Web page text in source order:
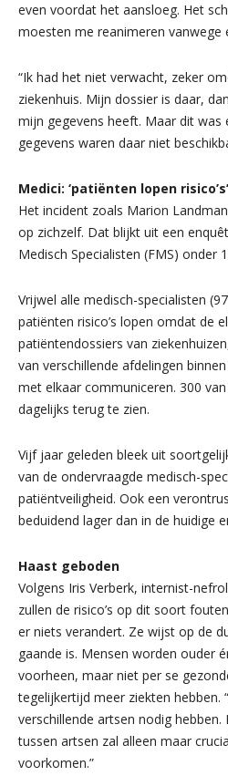
even voordat het aansloeg. Het
moesten me reanimeren vanwege
“Ik had het niet verwacht, zeker
ziekenhuis. Mijn dossier is daar,
mijn gegevens heeft. Maar dit was
gegevens waren daar niet
Medici: ‘patiënten lopen risico’s’
Het incident zoals Marion
op zichzelf. Dat blijkt uit een
Medisch Specialisten (FMS) onder
Vrijwel alle medisch-specialisten
patiënten risico’s lopen omdat de
patiëntendossiers van
van verschillende afdelingen
met elkaar communiceren. 300 van
dagelijks terug te zien.
Vijf jaar geleden bleek uit
van de ondervraagde medisch-
patiëntveiligheid. Ook een
beduidend lager dan in de huidige
Haast geboden
Volgens Iris Verberk, internist-
zullen de risico’s op dit soort
er niets verandert. Ze wijst op de
gaande is. Mensen worden ouder
voorheen, maar niet per se
tegelijkertijd meer ziekten hebben.
verschillende artsen nodig
tussen artsen zal alleen maar
voorkomen.”